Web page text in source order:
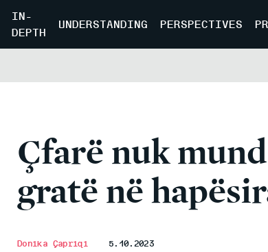
IN-
DEPTH
UNDERSTANDING PERSPECTIVES
Çfarë nuk
gratë në
Donika Çapriqi 5.10.2023